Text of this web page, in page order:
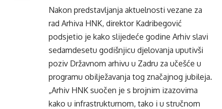
Nakon predstavljanja aktuelnosti vezane za
rad Arhiva HNK, direktor Kadribegović
podsjetio je kako slijedeće godine Arhiv slavi
sedamdesetu godišnjicu djelovanja uputivši
poziv Državnom arhivu u Zadru za učešće u
programu obilježavanja tog značajnog jubileja.
„Arhiv HNK suočen je s brojnim izazovima
kako u infrastrukturnom, tako i u stručnom